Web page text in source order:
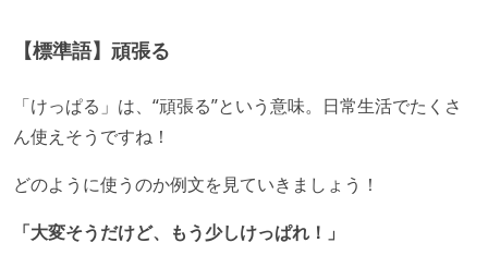
【標準語】頑張る
「けっぱる」は、“頑張る”という意味。日常生活でたくさ
ん使えそうですね！
どのように使うのか例文を見ていきましょう！
「大変そうだけど、もう少しけっぱれ！」